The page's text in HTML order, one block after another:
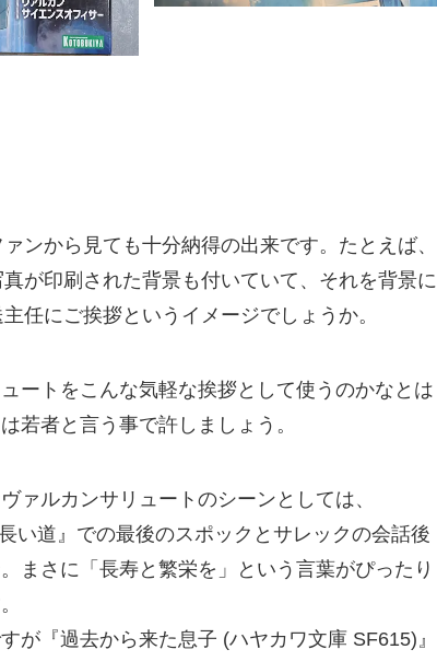
ンから見ても十分納得の出来です。たとえば、
が印刷された背景も付いていて、それを背景に
任にご挨拶というイメージでしょうか。
ートをこんな気軽な挨拶として使うのかなとは
若者と言う事で許しましょう。
ァルカンサリュートのシーンとしては、
い道』での最後のスポックとサレックの会話後
まさに「長寿と繁栄を」という言葉がぴったり
が『過去から来た息子 (ハヤカワ文庫 SF615)』